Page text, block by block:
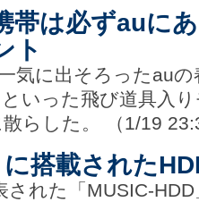
帯は必ずauに
ト
気に出そろったau
いった飛び道具入
らした。 （1/19
に搭載された
された「MUSIC-